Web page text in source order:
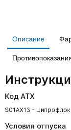
Описание
Код АТХ
S01AX13 -
Условия отпуска